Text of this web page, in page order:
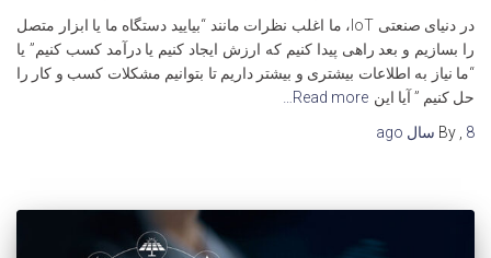
در دنیای صنعتی IoT، ما اغلب نظرات مانند “بیایید دستگاه ما یا ابزار متصل
را بسازیم و بعد راهی پیدا کنیم که ارزش ایجاد کنیم یا درآمد کسب کنیم” یا
“ما نیاز به اطلاعات بیشتری و بیشتر داریم تا بتوانیم مشکلات کسب و کار را
حل کنیم ” آیا این Read more…
By
8 سال